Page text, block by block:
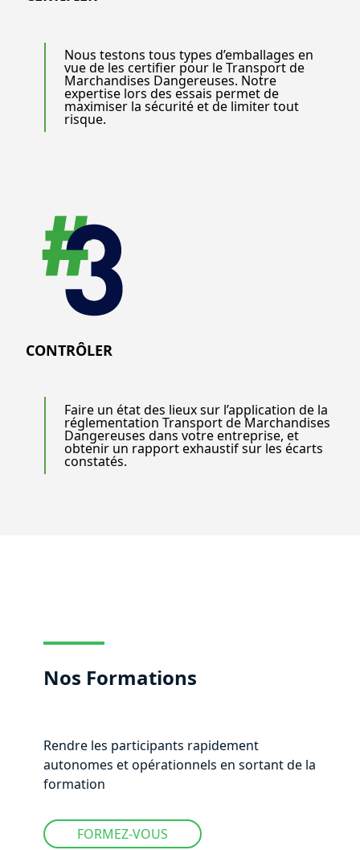
Nous testons tous types d’emballages en
vue de les certifier pour le Transport de
Marchandises Dangereuses. Notre
expertise lors des essais permet de
maximiser la sécurité et de limiter tout
risque.
CONTRÔLER
Faire un état des lieux sur l’application de la
réglementation Transport de Marchandises
Dangereuses dans votre entreprise, et
obtenir un rapport exhaustif sur les écarts
constatés.
Nos Formations
Rendre les participants rapidement
autonomes et opérationnels en sortant de la
formation
FORMEZ-VOUS